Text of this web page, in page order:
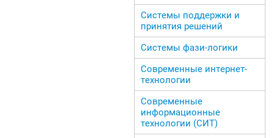
Системы поддержки и
принятия решений
Системы фази-логики
Современные интернет-
технологии
Современные
информационные
технологии (СИТ)